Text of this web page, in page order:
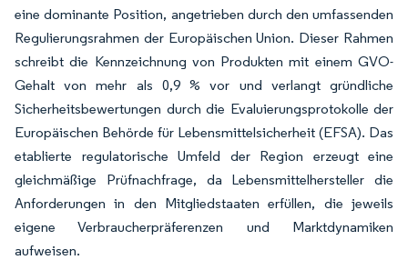
eine dominante Position, angetrieben durch den umfassenden
Regulierungsrahmen der Europäischen Union. Dieser Rahmen
schreibt die Kennzeichnung von Produkten mit einem GVO-
Gehalt von mehr als 0,9 % vor und verlangt gründliche
Sicherheitsbewertungen durch die Evaluierungsprotokolle der
Europäischen Behörde für Lebensmittelsicherheit (EFSA). Das
etablierte regulatorische Umfeld der Region erzeugt eine
gleichmäßige Prüfnachfrage, da Lebensmittelhersteller die
Anforderungen in den Mitgliedstaaten erfüllen, die jeweils
eigene Verbraucherpräferenzen und Marktdynamiken
aufweisen.